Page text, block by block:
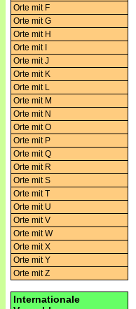
Orte mit F
Orte mit G
Orte mit H
Orte mit I
Orte mit J
Orte mit K
Orte mit L
Orte mit M
Orte mit N
Orte mit O
Orte mit P
Orte mit Q
Orte mit R
Orte mit S
Orte mit T
Orte mit U
Orte mit V
Orte mit W
Orte mit X
Orte mit Y
Orte mit Z
Internationale